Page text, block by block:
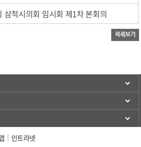
삼척시의회 임시회 제1차 본회의
인트라넷